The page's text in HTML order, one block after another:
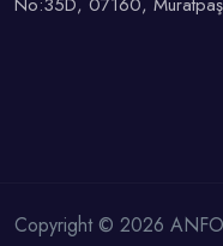
Copyright © 2026